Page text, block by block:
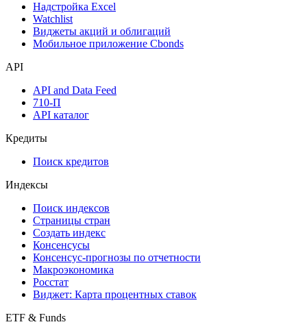
Надстройка Excel
Watchlist
Виджеты акций и облигаций
Мобильное приложение Cbonds
API
API and Data Feed
710-П
API каталог
Кредиты
Поиск кредитов
Индексы
Поиск индексов
Страницы стран
Создать индекс
Консенсусы
Консенсус-прогнозы по отчетности
Макроэкономика
Росстат
Виджет: Карта процентных ставок
ETF & Funds